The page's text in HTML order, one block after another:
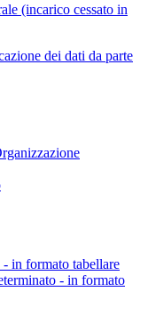
(incarico cessato in
dei dati da parte
- in formato tabellare
- in formato